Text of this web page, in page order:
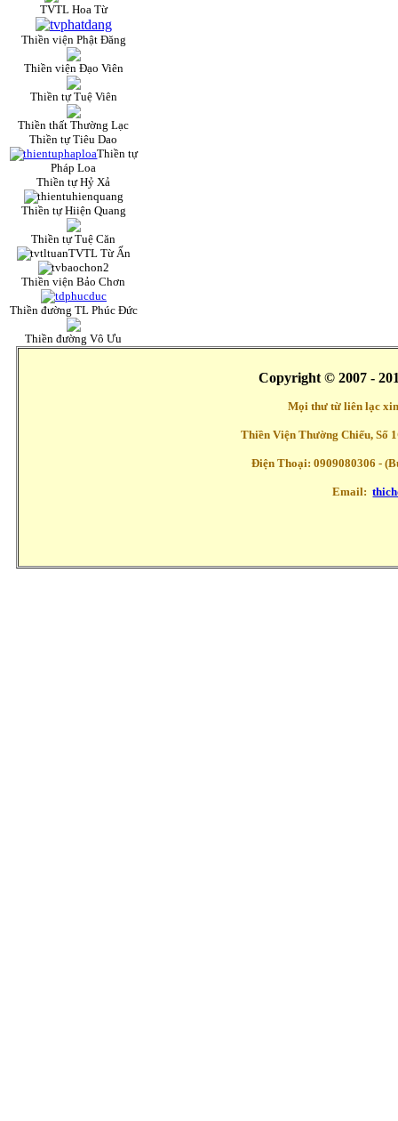
TVTL Hoa Từ
Thiền viện Phật Đăng
Thiền viện Đạo Viên
Thiền tự Tuệ Viên
Thiền thất Thường Lạc
Thiền tự Tiêu Dao
Thiền tự
Pháp Loa
Thiền tự Hỷ Xả
Thiền tự Hiiện Quang
Thiền tự Tuệ Căn
TVTL Từ Ấn
Thiền viện Bảo Chơn
Thiền đường TL Phúc Đức
Thiền đường Vô Ưu
Copyright © 2007 -
Mọi thư từ liên lạc
Thiền Viện Thường Chiếu, Số
Điện Thoại: 0909080306 -
Email: